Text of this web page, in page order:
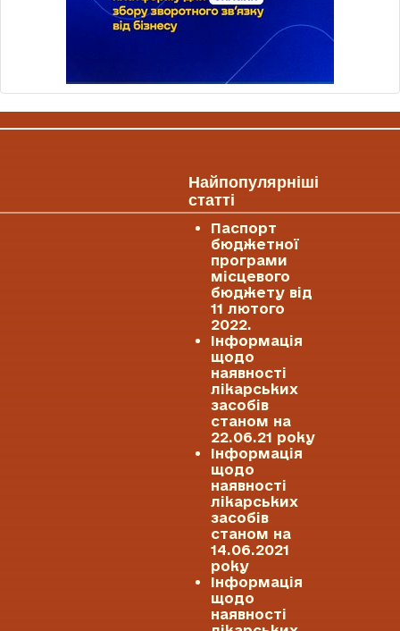
Найпопулярніші
статті
Паспорт
бюджетної
програми
місцевого
бюджету від
11 лютого
2022.
Інформація
щодо
наявності
лікарських
засобів
станом на
22.06.21 року
Інформація
щодо
наявності
лікарських
засобів
станом на
14.06.2021
року
Інформація
щодо
наявності